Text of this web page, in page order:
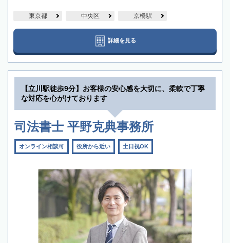
東京都 中央区 京橋駅
詳細を見る
【立川駅徒歩9分】お客様の安心感を大切に、柔軟で丁寧
な対応を心がけております
司法書士 平野克典事務所
オンライン相談可 役所から近い 土日祝OK